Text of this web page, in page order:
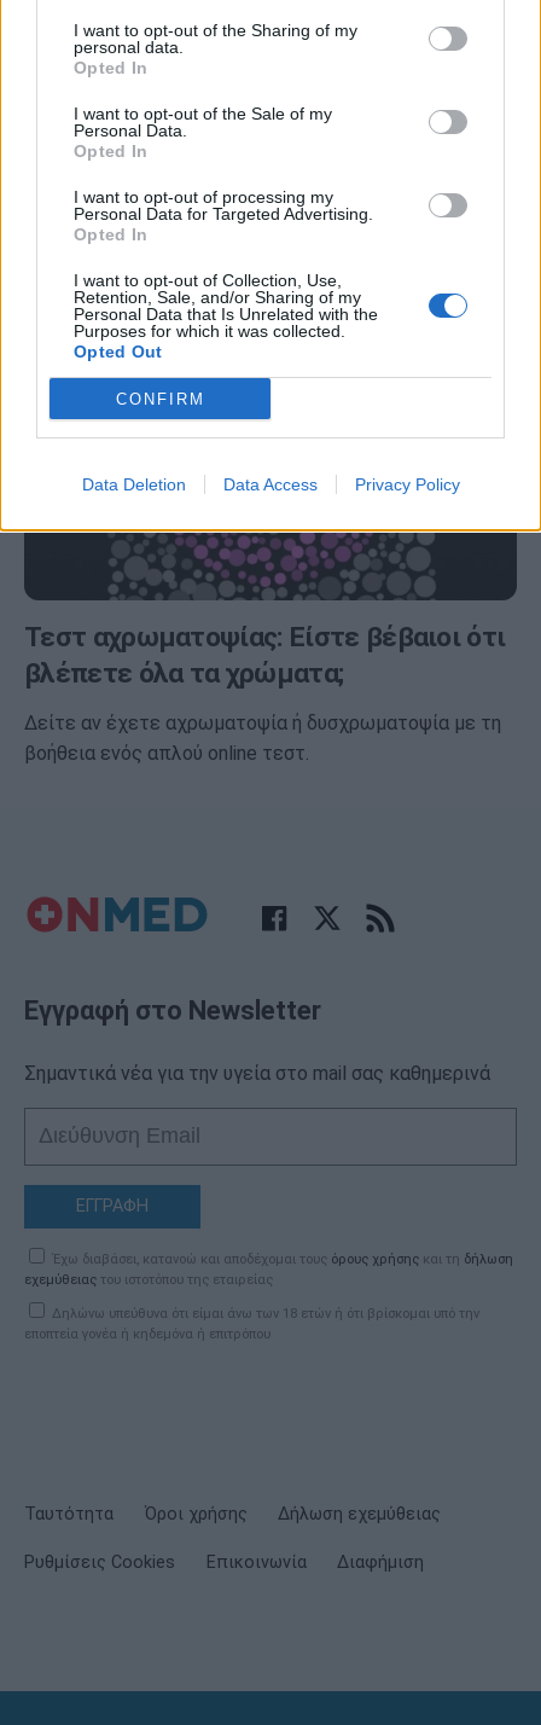
I want to opt-out of the Sharing of my
personal data.
Opted In
I want to opt-out of the Sale of my
Personal Data.
Opted In
I want to opt-out of processing my
Personal Data for Targeted Advertising.
Opted In
I want to opt-out of Collection, Use,
Retention, Sale, and/or Sharing of my
Personal Data that Is Unrelated with the
Purposes for which it was collected.
Opted Out
CONFIRM
Data Deletion Data Access Privacy Policy
Πώς βλέπει κάποιος που έχει
αχρωματοψία (βίντεο)
Μπορεί η συγκεκριμένη διαταραχή της όρασης να
ονομάζεται αχρωματοψία, όμως δεν συνεπάγεται ότι
το άτομο βλέπει τον κόσμο γύρω του…
Τεστ αχρωματοψίας: Είστε βέβαιοι ότι
βλέπετε όλα τα χρώματα;
Δείτε αν έχετε αχρωματοψία ή δυσχρωματοψία με τη
βοήθεια ενός απλού online τεστ.
Εγγραφή στο Newsletter
Σημαντικά νέα για την υγεία στο mail σας καθημερινά
ΕΓΓΡΑΦΗ
Έχω διαβάσει, κατανοώ και αποδέχομαι τους όρους χρήσης και τη δήλωση
εχεμύθειας του ιστοτόπου της εταιρείας
Δηλώνω υπεύθυνα ότι είμαι άνω των 18 ετών ή ότι βρίσκομαι υπό την
εποπτεία γονέα ή κηδεμόνα ή επιτρόπου
Ταυτότητα Όροι χρήσης Δήλωση εχεμύθειας
Ρυθμίσεις Cookies Επικοινωνία Διαφήμιση